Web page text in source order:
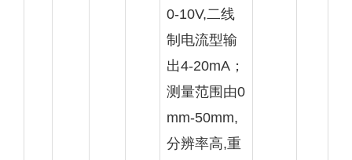
0-10V,二线
制电流型输
出4-20mA；
测量范围由0
mm-50mm,
分辨率高,重